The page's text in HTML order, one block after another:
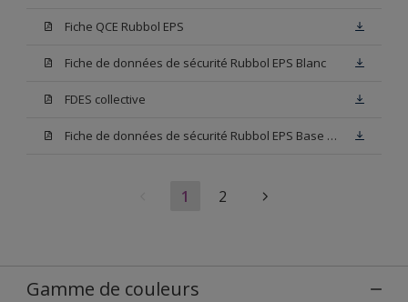
Fiche QCE Rubbol EPS
Fiche de données de sécurité Rubbol EPS Blanc
FDES collective
Fiche de données de sécurité Rubbol EPS Base N00
1 2
Gamme de couleurs